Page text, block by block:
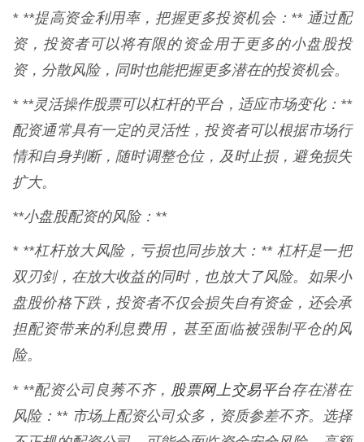
* **提高资金利用率，把握更多投资机会：** 通过配
资，投资者可以将有限的资金用于更多的小盘股投
资，分散风险，同时也能把握更多潜在的投资机会。
* **灵活操作股票可以杠杆的平台，适应市场变化：**
配资通常具有一定的灵活性，投资者可以根据市场行
情和自身判断，随时调整仓位，及时止损，避免损失
扩大。
**小盘股配资的风险：**
* **杠杆放大风险，亏损也同步放大：** 杠杆是一把
双刃剑，在放大收益的同时，也放大了风险。如果小
盘股价格下跌，投资者不仅会损失自有资金，还会承
担配资带来的利息费用，甚至面临被强制平仓的风
险。
* **配资公司良莠不齐， 股票网上交易平台存在潜在
风险：** 市场上配资公司众多，资质参差不齐。选择